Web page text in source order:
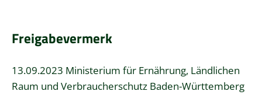
Freigabevermerk
13.09.2023 Ministerium für Ernährung, Ländlichen
Raum und Verbraucherschutz Baden-Württemberg